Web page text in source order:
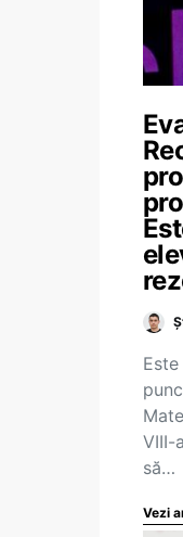
VIII-
să…
Vezi